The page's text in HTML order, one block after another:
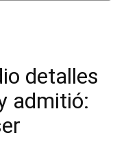
detalles
admitió: